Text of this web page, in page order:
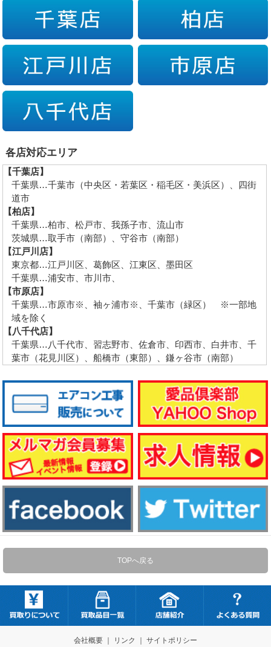
各店対応エリア
【千葉店】
千葉県…千葉市（中央区・若葉区・稲毛区・美浜区）、四街
道市
【柏店】
千葉県…柏市、松戸市、我孫子市、流山市
茨城県…取手市（南部）、守谷市（南部）
【江戸川店】
東京都…江戸川区、葛飾区、江東区、墨田区
千葉県…浦安市、市川市、
【市原店】
千葉県…市原市※、袖ヶ浦市※、千葉市（緑区） ※一部地
域を除く
【八千代店】
千葉県…八千代市、習志野市、佐倉市、印西市、白井市、千
葉市（花見川区）、船橋市（東部）、鎌ヶ谷市（南部）
TOPへ戻る
会社概要｜ リンク ｜ サイトポリシー